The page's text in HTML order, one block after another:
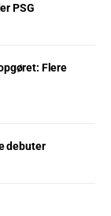
PSG
Flere
debuter